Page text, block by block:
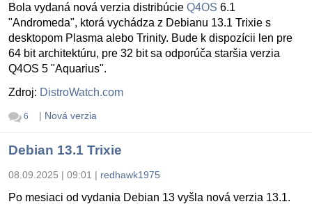
Bola vydaná nová verzia distribúcie Q4OS 6.1
"Andromeda", ktorá vychádza z Debianu 13.1 Trixie s
desktopom Plasma alebo Trinity. Bude k dispozícii len pre
64 bit architektúru, pre 32 bit sa odporúča staršia verzia
Q4OS 5 "Aquarius".
Zdroj: DistroWatch.com
6 | Nová verzia
Debian 13.1 Trixie
08.09.2025 | 09:01 | redhawk1975
Po mesiaci od vydania Debian 13 vyšla nová verzia 13.1.